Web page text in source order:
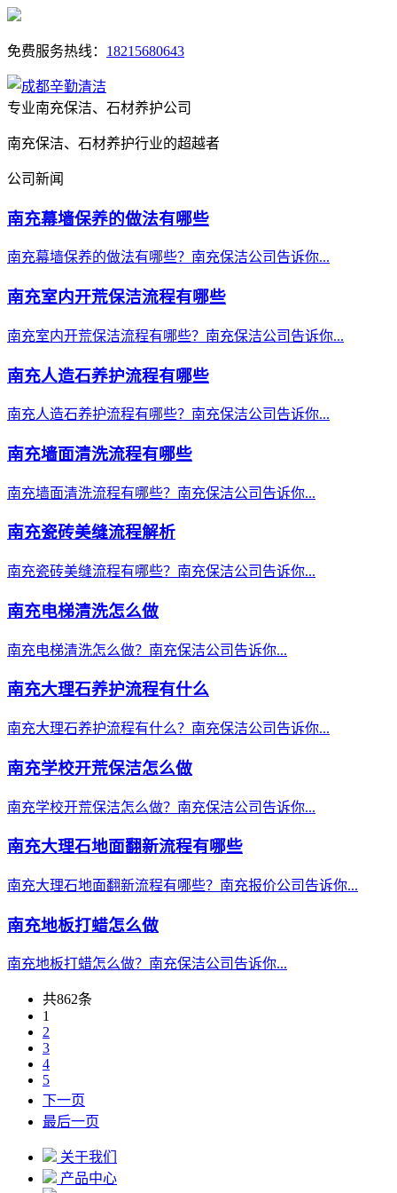
免费服务热线： 18215680643
专业南充保洁、石材养护公司
南充保洁、石材养护行业的超越者
公司新闻
南充幕墙保养的做法有哪些
南充幕墙保养的做法有哪些？南充保洁公司告诉你...
南充室内开荒保洁流程有哪些
南充室内开荒保洁流程有哪些？南充保洁公司告诉你...
南充人造石养护流程有哪些
南充人造石养护流程有哪些？南充保洁公司告诉你...
南充墙面清洗流程有哪些
南充墙面清洗流程有哪些？南充保洁公司告诉你...
南充瓷砖美缝流程解析
南充瓷砖美缝流程有哪些？南充保洁公司告诉你...
南充电梯清洗怎么做
南充电梯清洗怎么做？南充保洁公司告诉你...
南充大理石养护流程有什么
南充大理石养护流程有什么？南充保洁公司告诉你...
南充学校开荒保洁怎么做
南充学校开荒保洁怎么做？南充保洁公司告诉你...
南充大理石地面翻新流程有哪些
南充大理石地面翻新流程有哪些？南充报价公司告诉你...
南充地板打蜡怎么做
南充地板打蜡怎么做？南充保洁公司告诉你...
共862条
1
2
3
4
5
下一页
最后一页
关于我们
产品中心